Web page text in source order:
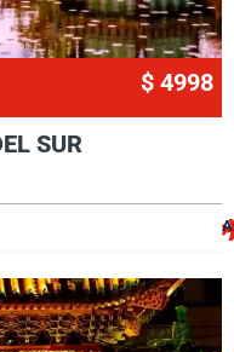
$ 4998
SUR